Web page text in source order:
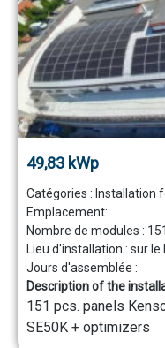
49,83 kWp
Catégories : Installation
Emplacement:
Nombre de modules : 151
Lieu d'installation : sur le
Jours d'assemblée :
Description of the
151 pcs. panels
SE50K + optimizers